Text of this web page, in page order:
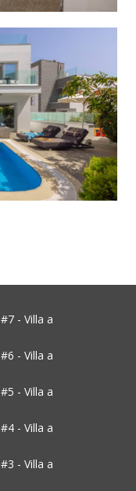
- Villa a
- Villa a
- Villa a
- Villa a
- Villa a